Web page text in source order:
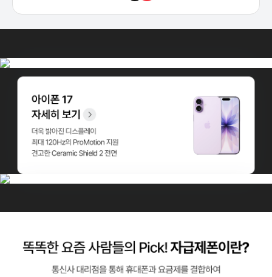
아이폰 Air 자세히 보기
아이폰 17 자세히 보기